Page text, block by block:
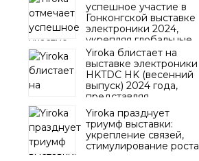
успешное участие в
Гонконгской выставке
электроники 2024,
укрепляя глобальные
отраслевые связи
Yiroka блистает на
выставке электроники
HKTDC HK (весенний
выпуск) 2024 года,
представляя
инновационные
решения и активно
взаимодействуя с
клиентами
Yiroka празднует
триумф выставки:
укрепление связей,
стимулирование роста